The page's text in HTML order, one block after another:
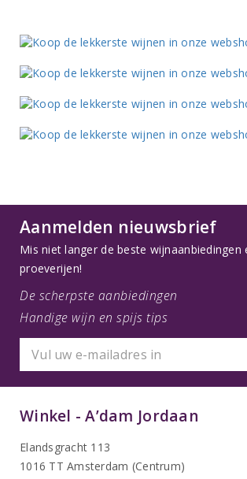
Aanmelden nieuwsbrief
Mis niet langer de beste wijnaanbiedingen
proeverijen!
De scherpste aanbiedingen
Handige wijn en spijs tips
Winkel - A’dam Jordaan
Elandsgracht 113
1016 TT Amsterdam (Centrum)